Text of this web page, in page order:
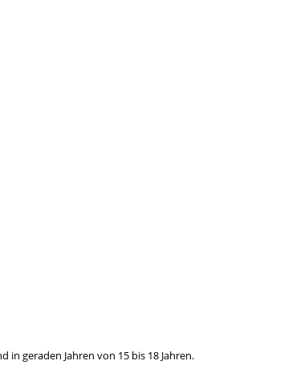
geraden Jahren von 15 bis 18 Jahren.